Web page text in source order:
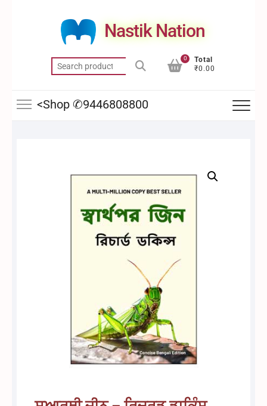
Nastik Nation
Search
for:
0
Total
₹0.00
<Shop ✆9446808800